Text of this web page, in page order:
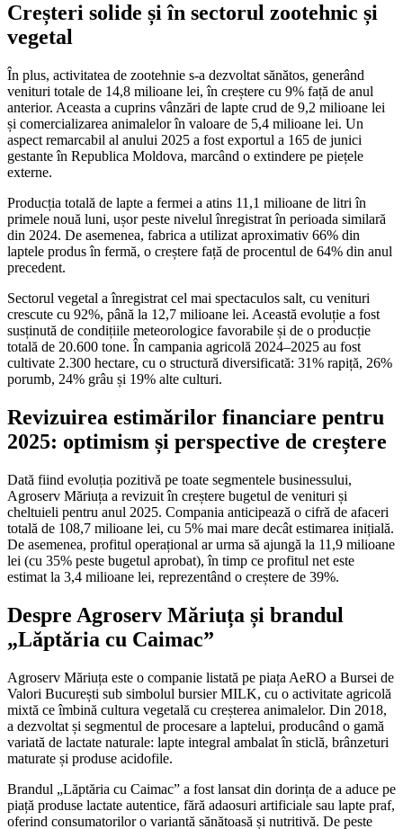
Creșteri solide și în sectorul zootehnic și
vegetal
În plus, activitatea de zootehnie s-a dezvoltat sănătos, generând
venituri totale de 14,8 milioane lei, în creștere cu 9% față de anul
anterior. Aceasta a cuprins vânzări de lapte crud de 9,2 milioane lei
și comercializarea animalelor în valoare de 5,4 milioane lei. Un
aspect remarcabil al anului 2025 a fost exportul a 165 de junici
gestante în Republica Moldova, marcând o extindere pe piețele
externe.
Producția totală de lapte a fermei a atins 11,1 milioane de litri în
primele nouă luni, ușor peste nivelul înregistrat în perioada similară
din 2024. De asemenea, fabrica a utilizat aproximativ 66% din
laptele produs în fermă, o creștere față de procentul de 64% din anul
precedent.
Sectorul vegetal a înregistrat cel mai spectaculos salt, cu venituri
crescute cu 92%, până la 12,7 milioane lei. Această evoluție a fost
susținută de condițiile meteorologice favorabile și de o producție
totală de 20.600 tone. În campania agricolă 2024–2025 au fost
cultivate 2.300 hectare, cu o structură diversificată: 31% rapiță, 26%
porumb, 24% grâu și 19% alte culturi.
Revizuirea estimărilor financiare pentru
2025: optimism și perspective de creștere
Dată fiind evoluția pozitivă pe toate segmentele businessului,
Agroserv Măriuța a revizuit în creștere bugetul de venituri și
cheltuieli pentru anul 2025. Compania anticipează o cifră de afaceri
totală de 108,7 milioane lei, cu 5% mai mare decât estimarea inițială.
De asemenea, profitul operațional ar urma să ajungă la 11,9 milioane
lei (cu 35% peste bugetul aprobat), în timp ce profitul net este
estimat la 3,4 milioane lei, reprezentând o creștere de 39%.
Despre Agroserv Măriuța și brandul
„Lăptăria cu Caimac”
Agroserv Măriuța este o companie listată pe piața AeRO a Bursei de
Valori București sub simbolul bursier MILK, cu o activitate agricolă
mixtă ce îmbină cultura vegetală cu creșterea animalelor. Din 2018,
a dezvoltat și segmentul de procesare a laptelui, producând o gamă
variată de lactate naturale: lapte integral ambalat în sticlă, brânzeturi
maturate și produse acidofile.
Brandul „Lăptăria cu Caimac” a fost lansat din dorința de a aduce pe
piață produse lactate autentice, fără adaosuri artificiale sau lapte praf,
oferind consumatorilor o variantă sănătoasă și nutritivă. De peste